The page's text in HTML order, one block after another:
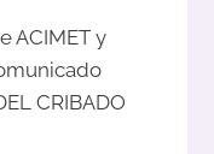
ACIMET y
CRIBADO